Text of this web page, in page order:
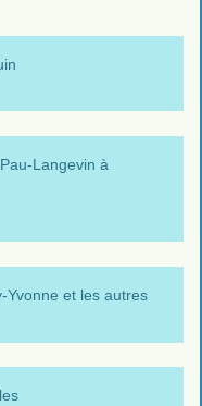
Langevin à
Yvonne et les autres